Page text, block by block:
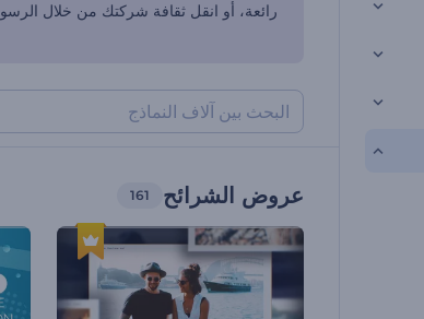
رائعة، أو انقل ثقافة شركتك من خلال
عروض الشرائح 161